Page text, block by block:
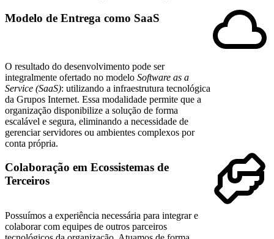
Modelo de Entrega como SaaS
O resultado do desenvolvimento pode ser
integralmente ofertado no modelo Software as a
Service (SaaS): utilizando a infraestrutura tecnológica
da Grupos Internet. Essa modalidade permite que a
organização disponibilize a solução de forma
escalável e segura, eliminando a necessidade de
gerenciar servidores ou ambientes complexos por
conta própria.
Colaboração em Ecossistemas de
Terceiros
Possuímos a experiência necessária para integrar e
colaborar com equipes de outros parceiros